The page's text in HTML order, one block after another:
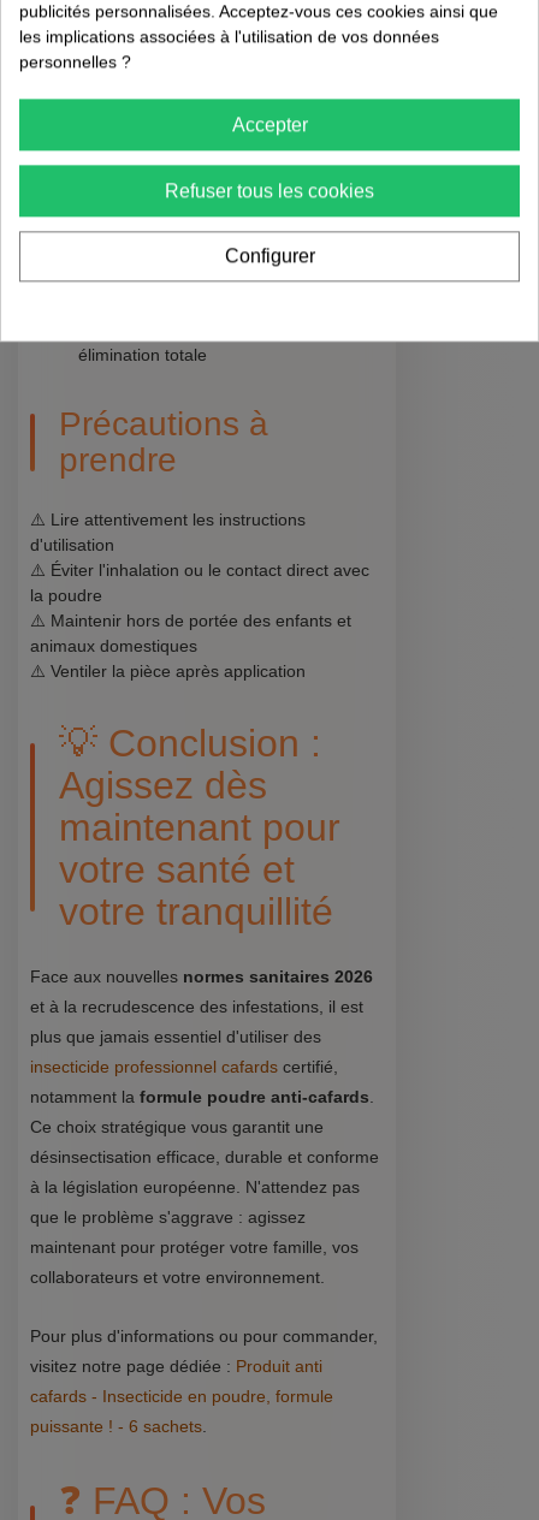
Étapes pour une
désinsectisation
efficace
Analyser l'étendue de l'infestation
Appliquer la formule poudre dans les
Laisser agir le traitement pendant le
élimination totale
Précautions à
prendre
⚠️ Lire attentivement les instructions
d'utilisation
⚠️ Éviter l'inhalation ou le contact direct avec
la poudre
⚠️ Maintenir hors de portée des enfants et
animaux domestiques
⚠️ Ventiler la pièce après application
💡 Conclusion :
Agissez dès
maintenant pour
votre santé et
votre tranquillité
Face aux nouvelles normes sanitaires 2026
et à la recrudescence des infestations, il est
plus que jamais essentiel d'utiliser des
insecticide professionnel cafards certifié,
notamment la formule poudre anti-cafards
Ce choix stratégique vous garantit une
désinsectisation efficace, durable et conforme
à la législation européenne. N'attendez pas
que le problème s'aggrave : agissez
maintenant pour protéger votre famille, vos
collaborateurs et votre environnement.
Pour plus d'informations ou pour commander,
visitez notre page dédiée : Produit anti
cafards - Insecticide en poudre, formule
puissante ! - 6 sachets
❓ FAQ : Vos
publicités personnalisées. Acceptez-vous ces cookies ainsi que
les implications associées à l'utilisation de vos données
personnelles ?
Accepter
Refuser tous les cookies
Configurer